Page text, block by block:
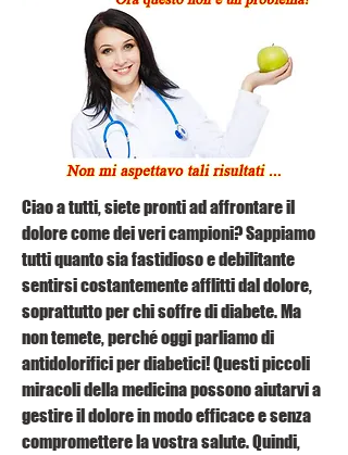
Ciao a tutti, siete pronti ad affrontare il
dolore come dei veri campioni? Sappiamo
tutti quanto sia fastidioso e debilitante
sentirsi costantemente afflitti dal dolore,
soprattutto per chi soffre di diabete. Ma
non temete, perché oggi parliamo di
antidolorifici per diabetici! Questi piccoli
miracoli della medicina possono aiutarvi a
gestire il dolore in modo efficace e senza
compromettere la vostra salute. Quindi,